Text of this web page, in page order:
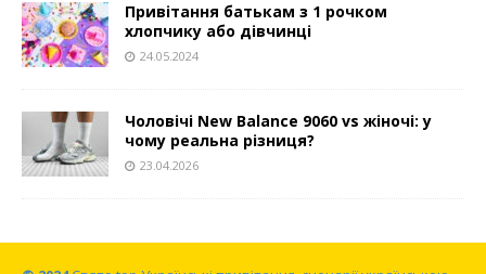
Привітання батькам з 1 рочком
хлопчику або дівчинці
24.05.2024
Чоловічі New Balance 9060 vs жіночі: у
чому реальна різниця?
23.04.2026